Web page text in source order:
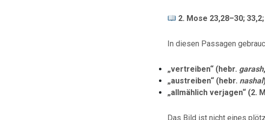
2. Mose 23,28–30;
In diesen Passagen
„vertreiben“ (hebr. garash,
„austreiben“ (hebr. nashal
„allmählich verjagen“ (2.
Das Bild ist nicht eines